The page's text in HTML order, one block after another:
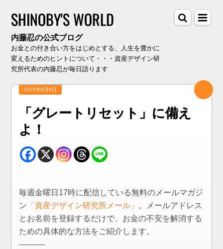
SHINOBY'S WORLD
内藤忍の公式ブログ
お金との付き合い方をはじめとする、人生を豊かに
変えるためのヒントについて・・・資産デザイン研
究所代表の内藤忍が毎日語ります
2025年9月8日
「グレートリセット」に備え
よ！
毎週金曜日17時に配信している無料のメールマガジ
ン 「資産デザイン研究所メール」 。メールアドレス
とお名前を登録するだけで、お金の不安を解消する
ための具体的な方法をご紹介します。
———-